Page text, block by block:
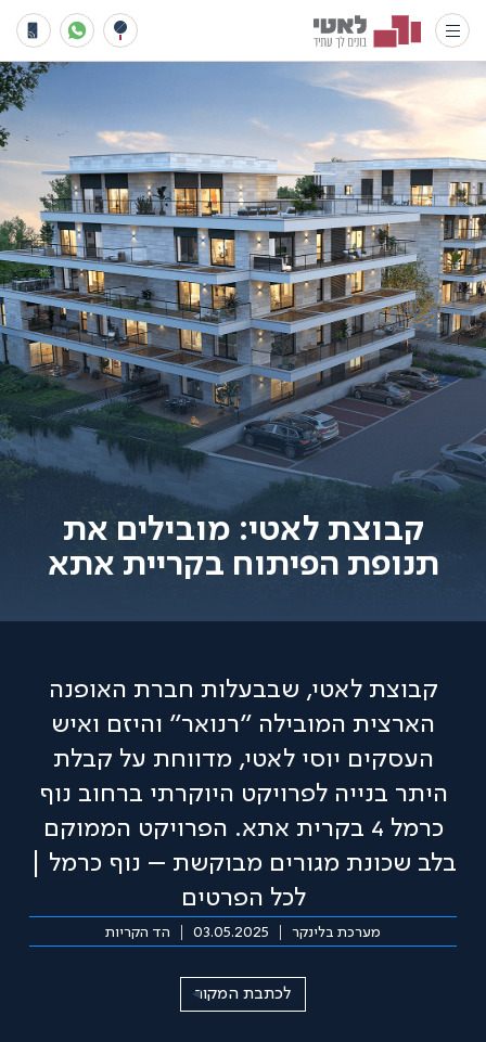
קבוצת לאטי: מובילים את
תנופת הפיתוח בקריית אתא
קבוצת לאטי, שבבעלות חברת האופנה
הארצית המובילה "רנואר" והיזם ואיש
העסקים יוסי לאטי, מדווחת על קבלת
היתר בנייה לפרויקט היוקרתי ברחוב נוף
כרמל 4 בקרית אתא. הפרויקט הממוקם
בלב שכונת מגורים מבוקשת – נוף כרמל |
לכל הפרטים
מערכת בלינקר 03.05.2025 הד הקריות
לכתבת המקור